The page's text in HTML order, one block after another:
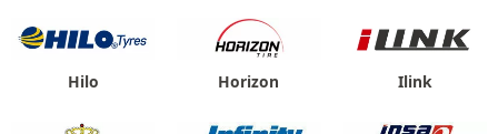
Hilo Horizon Ilink